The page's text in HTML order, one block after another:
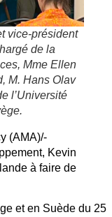
vice-président
de la
Mme Ellen
M. Hans Olav
l’Université
(AMA)/-
Kevin
à faire de
et en Suède du 25